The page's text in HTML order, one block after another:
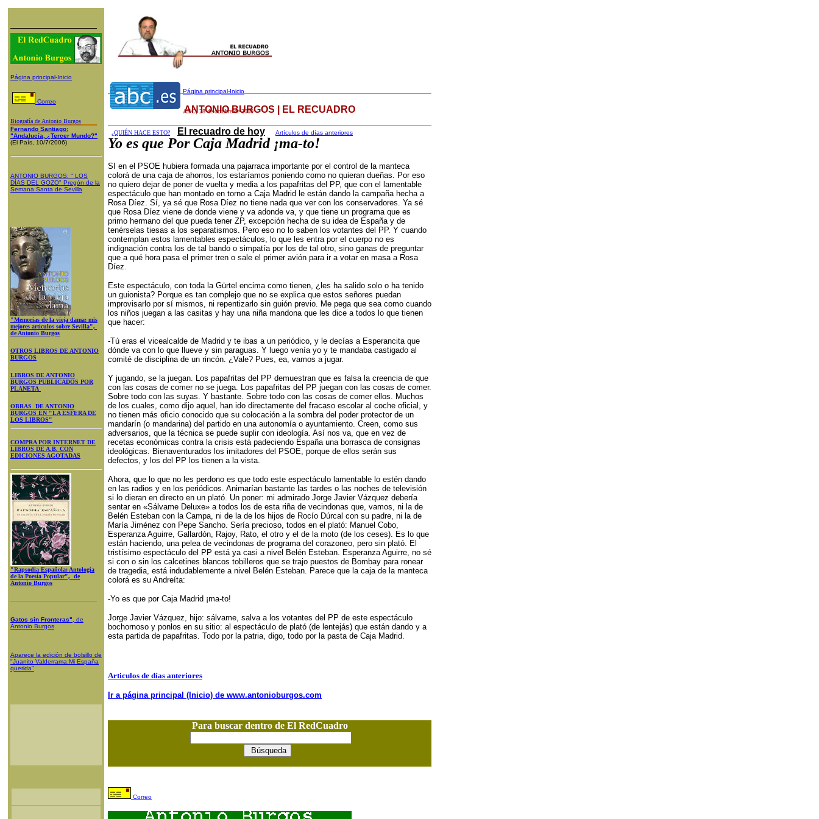
Página principal-Inicio
Correo
Biografía de Antonio Burgos
Fernando Santiago:
"Andalucía, ¿Tercer Mundo?"
(El País, 10/7/2006)
ANTONIO BURGOS: " LOS
DÍAS DEL GOZO" Pregón de la
Semana Santa de Sevilla
"Memorias de la vieja dama: mis
mejores artículos sobre Sevilla",
de Antonio Burgos
OTROS LIBROS DE ANTONIO
BURGOS
LIBROS DE ANTONIO
BURGOS PUBLICADOS POR
PLANETA
OBRAS DE ANTONIO
BURGOS EN "LA ESFERA DE
LOS LIBROS"
COMPRA POR INTERNET DE
LIBROS DE A.B. CON
EDICIONES AGOTADAS
"Rapsodia Española: Antología
de la Poesía Popular", de
Antonio Burgos
Gatos sin Fronteras" , de
Antonio Burgos
Aparece la edición de bolsillo de
"Juanito Valderrama:Mi España
querida"
Página principal-Inicio
ABC, 28de octubre de 2009
¿QUIÉN HACE ESTO? El recuadro de hoy Artículos de días anteriores
ANTONIO BURGOS | EL RECUADRO
Yo es que Por Caja Madrid ¡ma-to!
SI en el PSOE hubiera formada una pajarraca importante por el control de la manteca
colorá de una caja de ahorros, los estaríamos poniendo como no quieran dueñas. Por eso
no quiero dejar de poner de vuelta y media a los papafritas del PP, que con el lamentable
espectáculo que han montado en torno a Caja Madrid le están dando la campaña hecha a
Rosa Díez. Sí, ya sé que Rosa Díez no tiene nada que ver con los conservadores. Ya sé
que Rosa Díez viene de donde viene y va adonde va, y que tiene un programa que es
primo hermano del que pueda tener ZP, excepción hecha de su idea de España y de
tenérselas tiesas a los separatismos. Pero eso no lo saben los votantes del PP. Y cuando
contemplan estos lamentables espectáculos, lo que les entra por el cuerpo no es
indignación contra los de tal bando o simpatía por los de tal otro, sino ganas de preguntar
que a qué hora pasa el primer tren o sale el primer avión para ir a votar en masa a Rosa
Díez.
Este espectáculo, con toda la Gürtel encima como tienen, ¿les ha salido solo o ha tenido
un guionista? Porque es tan complejo que no se explica que estos señores puedan
improvisarlo por sí mismos, ni repentizarlo sin guión previo. Me pega que sea como cuando
los niños juegan a las casitas y hay una niña mandona que les dice a todos lo que tienen
que hacer:
-Tú eras el vicealcalde de Madrid y te ibas a un periódico, y le decías a Esperancita que
dónde va con lo que llueve y sin paraguas. Y luego venía yo y te mandaba castigado al
comité de disciplina de un rincón. ¿Vale? Pues, ea, vamos a jugar.
Y jugando, se la juegan. Los papafritas del PP demuestran que es falsa la creencia de que
con las cosas de comer no se juega. Los papafritas del PP juegan con las cosas de comer.
Sobre todo con las suyas. Y bastante. Sobre todo con las cosas de comer ellos. Muchos
de los cuales, como dijo aquel, han ido directamente del fracaso escolar al coche oficial, y
no tienen más oficio conocido que su colocación a la sombra del poder protector de un
mandarín (o mandarina) del partido en una autonomía o ayuntamiento. Creen, como sus
adversarios, que la técnica se puede suplir con ideología. Así nos va, que en vez de
recetas económicas contra la crisis está padeciendo España una borrasca de consignas
ideológicas. Bienaventurados los imitadores del PSOE, porque de ellos serán sus
defectos, y los del PP los tienen a la vista.
Ahora, que lo que no les perdono es que todo este espectáculo lamentable lo estén dando
en las radios y en los periódicos. Animarían bastante las tardes o las noches de televisión
si lo dieran en directo en un plató. Un poner: mi admirado Jorge Javier Vázquez debería
sentar en «Sálvame Deluxe» a todos los de esta riña de vecindonas que, vamos, ni la de
Belén Esteban con la Campa, ni de la de los hijos de Rocío Dúrcal con su padre, ni la de
María Jiménez con Pepe Sancho. Sería precioso, todos en el plató: Manuel Cobo,
Esperanza Aguirre, Gallardón, Rajoy, Rato, el otro y el de la moto (de los ceses). Es lo que
están haciendo, una pelea de vecindonas de programa del corazoneo, pero sin plató. El
tristísimo espectáculo del PP está ya casi a nivel Belén Esteban. Esperanza Aguirre, no sé
si con o sin los calcetines blancos tobilleros que se trajo puestos de Bombay para ronear
de tragedia, está indudablemente a nivel Belén Esteban. Parece que la caja de la manteca
colorá es su Andreíta:
-Yo es que por Caja Madrid ¡ma-to!
Jorge Javier Vázquez, hijo: sálvame, salva a los votantes del PP de este espectáculo
bochornoso y ponlos en su sitio: al espectáculo de plató (de lentejás) que están dando y a
esta partida de papafritas. Todo por la patria, digo, todo por la pasta de Caja Madrid.
Articulos de días anteriores
Ir a página principal (Inicio) de www.antonioburgos.com
Para buscar dentro de El RedCuadro
Correo